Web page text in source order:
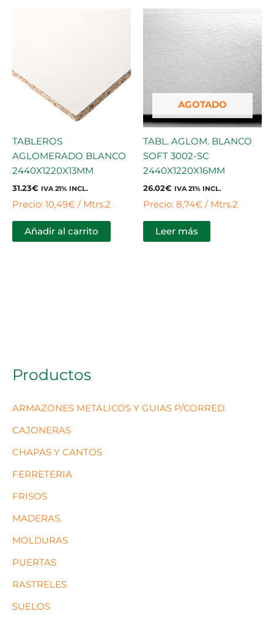
Productos
ARMAZONES METALICOS Y GUIAS P/CORRED.
CAJONERAS
CHAPAS Y CANTOS
FERRETERIA
FRISOS
MADERAS.
MOLDURAS
PUERTAS
RASTRELES
SUELOS
TABLEROS
AGLOMERADO BLANCO
2440X1220X13MM
31.23€ IVA 21% INCL.
Precio: 10,49€ / Mtrs.2
Añadir al carrito
AGOTADO
TABL. AGLOM. BLANCO
SOFT 3002-SC
2440X1220X16MM
26.02€ IVA 21% INCL.
Precio: 8,74€ / Mtrs.2
Leer más